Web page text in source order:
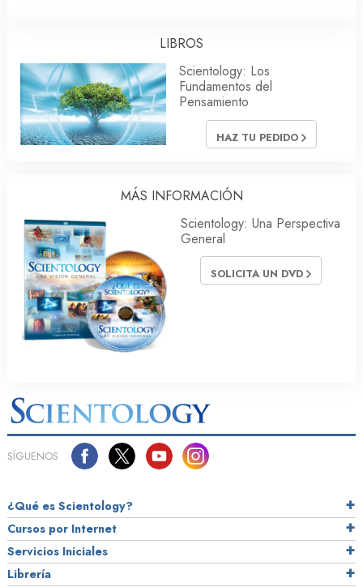
LIBROS
Scientology: Los
Fundamentos del
Pensamiento
HAZ TU PEDIDO
MÁS INFORMACIÓN
Scientology: Una Perspectiva
General
SOLICITA UN DVD
SÍGUENOS
¿Qué es Scientology?
Cursos por Internet
Servicios Iniciales
Librería